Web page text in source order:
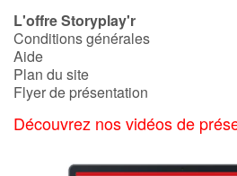
Famille
Écoles
Médiathèques
Vidéos & Tutoriaux
L'offre Storyplay'r
Conditions générales
Aide
Plan du site
Flyer de présentation
Découvrez nos vidéos de